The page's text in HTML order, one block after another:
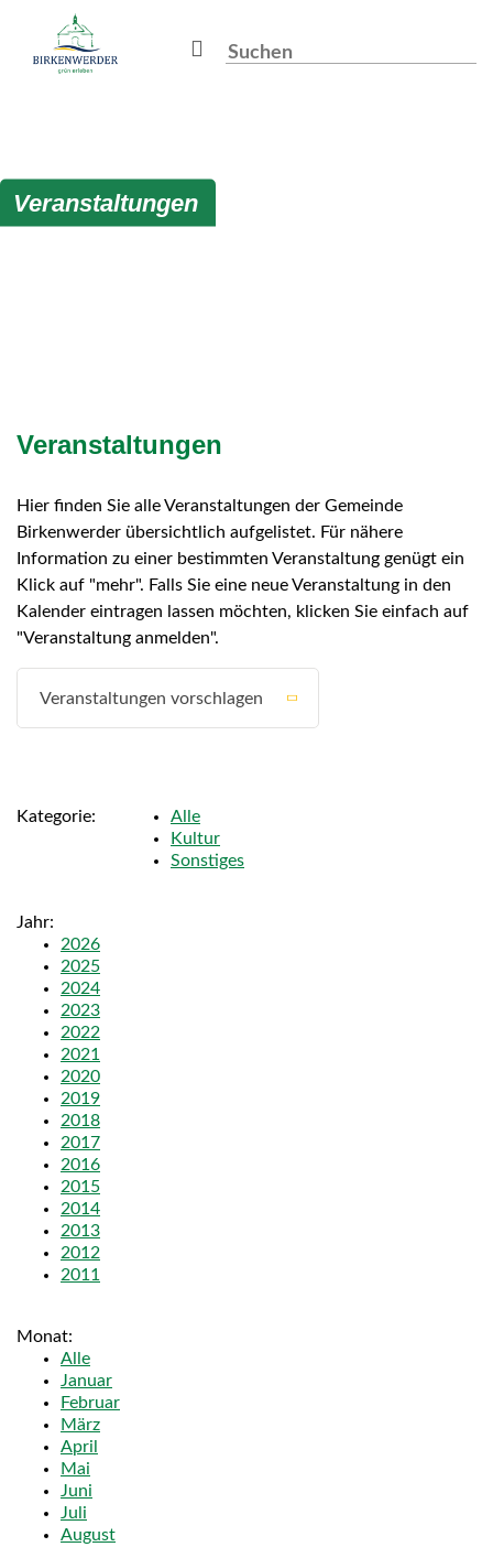
Zum Hauptinhalt springen
Suchbegriff
Veranstaltungen
Veranstaltungen
Hier finden Sie alle Veranstaltungen der Gemeinde
Birkenwerder übersichtlich aufgelistet. Für nähere
Information zu einer bestimmten Veranstaltung genügt ein
Klick auf "mehr". Falls Sie eine neue Veranstaltung in den
Kalender eintragen lassen möchten, klicken Sie einfach auf
"Veranstaltung anmelden".
Veranstaltungen vorschlagen
Kategorie
Alle
Kultur
Sonstiges
Jahr
2026
2025
2024
2023
2022
2021
2020
2019
2018
2017
2016
2015
2014
2013
2012
2011
Monat
Alle
Januar
Februar
März
April
Mai
Juni
Juli
August